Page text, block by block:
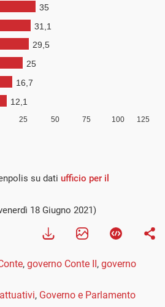
su dati ufficio per il
18 Giugno 2021)
, governo Conte II, governo
, Governo e Parlamento